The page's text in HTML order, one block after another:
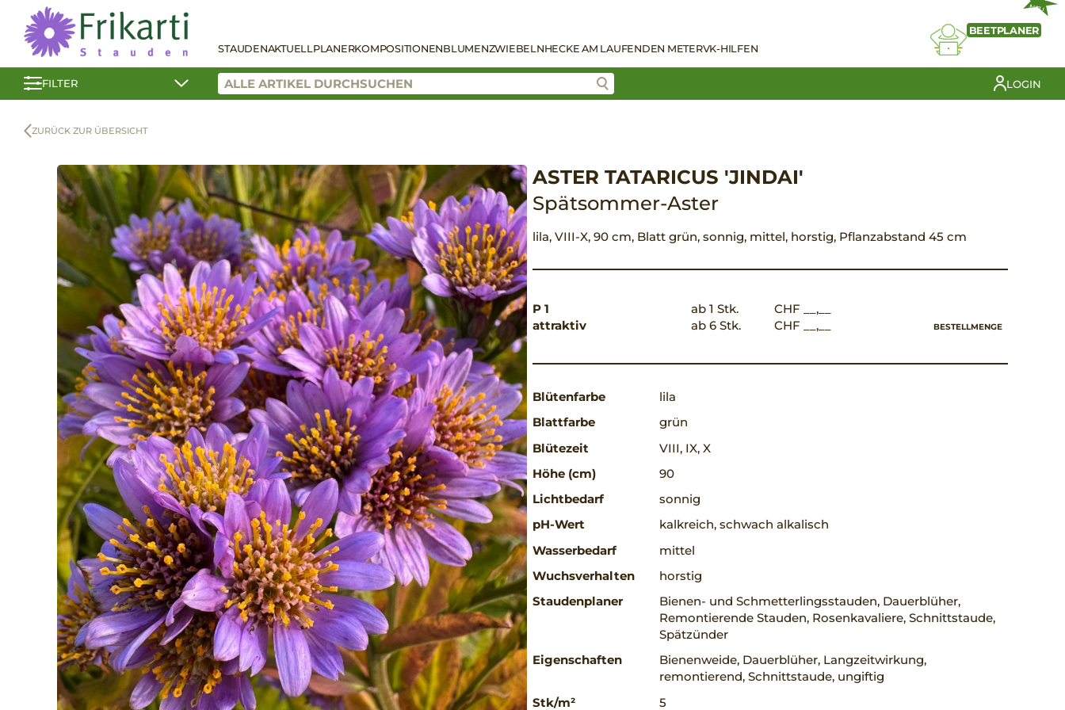
STAUDENAKTUELLPLANERKOMPOSITIONENBLUMENZWIEBELNHECKE AM LAUFENDEN METERVK-HILFEN
NEU
BEETPLANER
FILTER LOGIN
ZURÜCK ZUR ÜBERSICHT
ASTER TATARICUS 'JINDAI'
Spätsommer-Aster
lila, VIII-X, 90 cm, Blatt grün, sonnig, mittel, horstig, Pflanzabstand 45 cm
P 1
attraktiv
ab 1 Stk.
CHF __,__
ab 6 Stk.
CHF __,__ BESTELLMENGE
Blütenfarbe
lila
Blattfarbe
grün
Blütezeit
VIII, IX, X
Höhe (cm)
90
Lichtbedarf
sonnig
pH-Wert
kalkreich, schwach alkalisch
Wasserbedarf
mittel
Wuchsverhalten
horstig
Staudenplaner
Bienen- und Schmetterlingsstauden, Dauerblüher,
Remontierende Stauden, Rosenkavaliere, Schnittstaude,
Spätzünder
Eigenschaften
Bienenweide, Dauerblüher, Langzeitwirkung,
remontierend, Schnittstaude, ungiftig
Stk/m²
5